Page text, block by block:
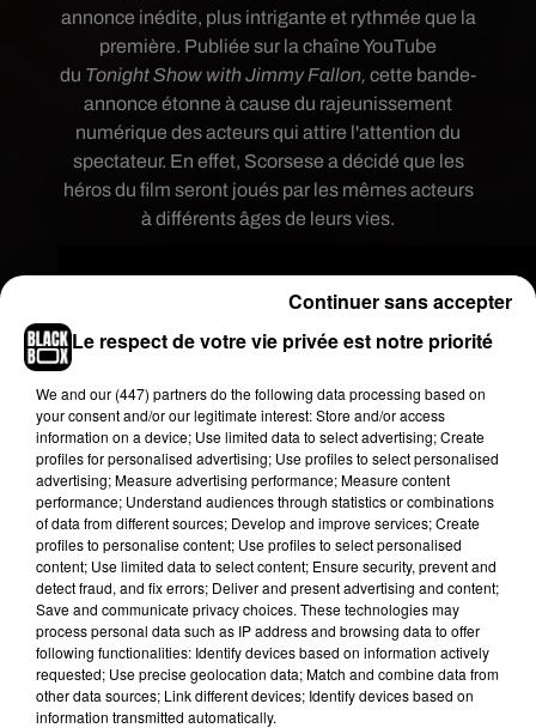
annonce inédite, plus intrigante et rythmée que la
première. Publiée sur la chaîne YouTube
du Tonight Show with Jimmy Fallon, cette bande-
annonce étonne à cause du rajeunissement
numérique des acteurs qui attire l'attention du
spectateur. En effet, Scorsese a décidé que les
héros du film seront joués par les mêmes acteurs
à différents âges de leurs vies.
Pour ce nouveau projet cinématographique,
Martin Scorsese a fait explosé le budget. En effet,
jamais le réalisateur âgé de 76 ans n'avait
Le respect de votre vie privée est notre priorité
We and our (447) partnersdo the following data processing based on
your consent and/or our legitimate interest: Store and/or access
information on a device; Use limited data to select advertising; Create
profiles for personalised advertising; Use profiles to select personalised
advertising; Measure advertising performance; Measure content
performance; Understand audiences through statistics or combinations
of data from different sources; Develop and improve services; Create
profiles to personalise content; Use profiles to select personalised
content; Use limited data to select content; Ensure security, prevent and
detect fraud, and fix errors; Deliver and present advertising and content;
Save and communicate privacy choices. These technologies may
process personal data such as IP address and browsing data to offer
following functionalities: Identify devices based on information actively
requested; Use precise geolocation data; Match and combine data from
other data sources; Link different devices; Identify devices based on
information transmitted automatically.
Continuer sans accepter